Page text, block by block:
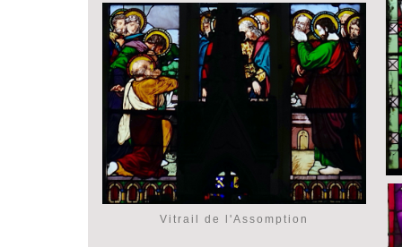
Vitrail de l'Assomption